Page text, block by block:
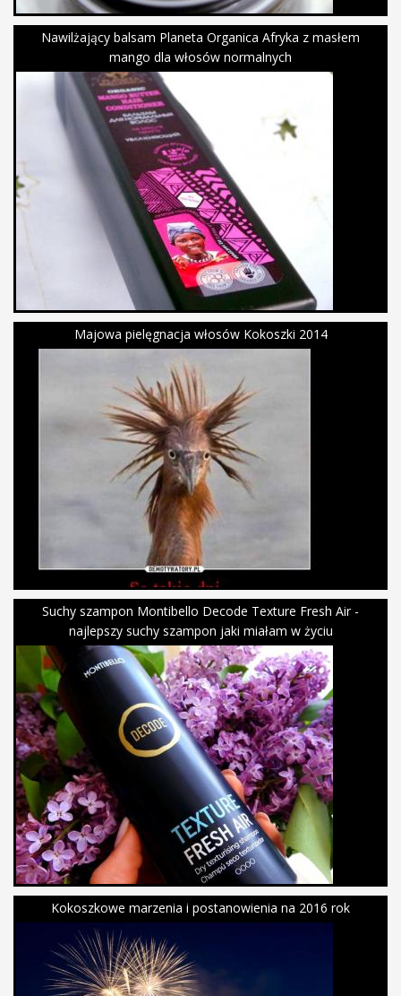
Nawilżający balsam Planeta Organica Afryka z masłem
mango dla włosów normalnych
Majowa pielęgnacja włosów Kokoszki 2014
Suchy szampon Montibello Decode Texture Fresh Air -
najlepszy suchy szampon jaki miałam w życiu
Kokoszkowe marzenia i postanowienia na 2016 rok